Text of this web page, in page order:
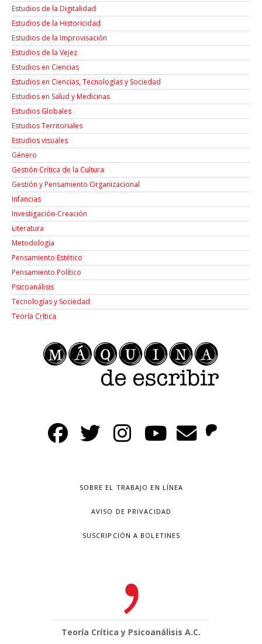
Estudios de la Digitalidad
Estudios de la Historicidad
Estudios de la Improvisación
Estudios de la Vejez
Estudios en Ciencias
Estudios en Ciencias, Tecnologías y Sociedad
Estudios en Salud y Medicinas
Estudios Globales
Estudios Territoriales
Estudios visuales
Género
Gestión Crítica de la Cultura
Gestión y Pensamiento Organizacional
Infancias
Investigación-Creación
Łiteratura
Metodología
Pensamiento Estético
Pensamiento Político
Psicoanálisis
Tecnologías y Sociedad
Teoría Crítica
SOBRE EL TRABAJO EN LÍNEA
AVISO DE PRIVACIDAD
SUSCRIPCIÓN A BOLETINES
Teoría Crítica y Psicoanálisis A.C.